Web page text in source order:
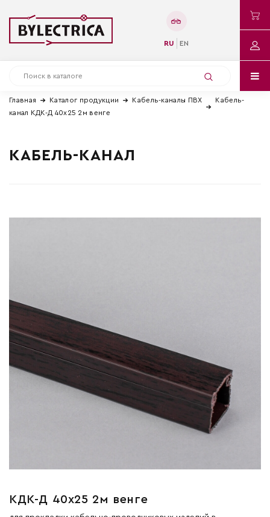
RU EN
Главная Каталог продукции Кабель-каналы ПВХ
Кабель-
канал КДК-Д 40х25 2м венге
КАБЕЛЬ-КАНАЛ
КДК-Д 40х25 2м венге